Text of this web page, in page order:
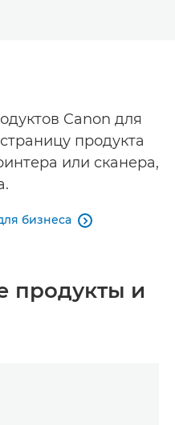
Canon для
продукта
или сканера,
бизнеса 
продукты и